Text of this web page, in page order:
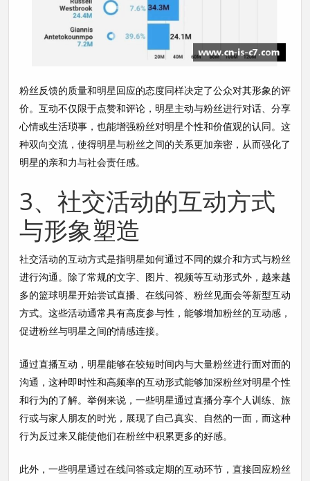
粉丝反馈的质量和明星回应的态度同样决定了公众对其形象的评
价。互动不仅限于点赞和评论，明星主动与粉丝进行对话、分享
心情或生活琐事，也能增强粉丝对明星个性和价值观的认同。这
种双向交流，使得明星与粉丝之间的关系更加亲密，从而强化了
明星的亲和力与社会责任感。
3、社交活动的互动方式
与形象塑造
社交活动的互动方式是指明星如何通过不同的媒介和方式与粉丝
进行沟通。除了常规的文字、图片、视频等互动形式外，越来越
多的篮球明星开始尝试直播、在线问答、粉丝见面会等新型互动
方式。这些活动通常具有高度参与性，能够增加粉丝的互动感，
促进粉丝与明星之间的情感连接。
通过直播互动，明星能够在较短时间内与大量粉丝进行面对面的
沟通，这种即时性和高频率的互动形式能够加深粉丝对明星个性
和行为的了解。举例来说，一些明星通过直播分享个人训练、旅
行或与家人朋友的时光，展现了自己真实、自然的一面，而这种
行为反过来又能使他们在粉丝中积累更多的好感。
此外，一些明星通过在线问答或定期的互动环节，直接回应粉丝